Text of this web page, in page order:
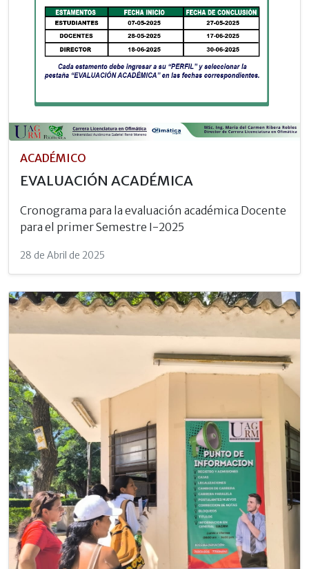
ACADÉMICO
EVALUACIÓN ACADÉMICA
Cronograma para la evaluación académica Docente
para el primer Semestre I-2025
28 de Abril de 2025